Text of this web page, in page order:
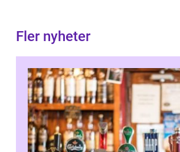
Fler nyheter